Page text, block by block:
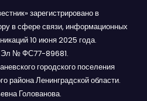
зарегистрировано в
в сфере связи, информационных
10 июня 2025 года.
Эл № ФС77-89681.
городского поселения
района Ленинградской области.
Голованова.